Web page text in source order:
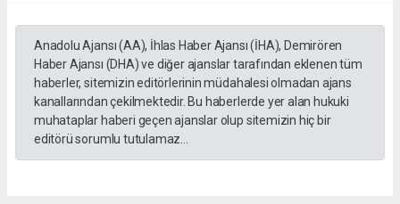
Anadolu Ajansı (AA), İhlas Haber Ajansı (İHA), Demirören
Haber Ajansı (DHA) ve diğer ajanslar tarafından eklenen tüm
haberler, sitemizin editörlerinin müdahalesi olmadan ajans
kanallarından çekilmektedir. Bu haberlerde yer alan hukuki
muhataplar haberi geçen ajanslar olup sitemizin hiç bir
editörü sorumlu tutulamaz...